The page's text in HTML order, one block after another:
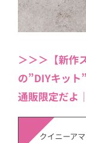
＞＞＞【新作
の”DIYキット
通販限定だよ
クイニーア